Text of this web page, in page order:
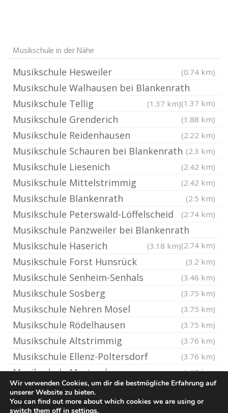
Musikschule in der Nähe
Musikschule Hesweiler (0.74 km)
Musikschule Walhausen bei Blankenrath
(1.37 km)
Musikschule Tellig (1.37 km)
Musikschule Grenderich (1.88 km)
Musikschule Reidenhausen (2.22 km)
Musikschule Schauren bei Blankenrath (2.3 km)
Musikschule Liesenich (2.42 km)
Musikschule Mittelstrimmig (2.42 km)
Musikschule Blankenrath (2.5 km)
Musikschule Peterswald-Löffelscheid (2.74 km)
Musikschule Panzweiler bei Blankenrath
(2.74 km)
Musikschule Haserich (3.18 km)
Musikschule Forst Hunsrück (3.2 km)
Musikschule Senheim-Senhals (3.46 km)
Musikschule Sosberg (3.75 km)
Musikschule Nehren Mosel (3.75 km)
Musikschule Rödelhausen (3.75 km)
Musikschule Altstrimmig (3.76 km)
Musikschule Ellenz-Poltersdorf (3.76 km)
Musikschule Mastershausen (3.87 km)
© Ton-Musikschule.de
Wir verwenden Cookies, um dir die bestmögliche Erfahrung auf
unserer Website zu bieten.
You can find out more about which cookies we are using or
switch them off in settings.